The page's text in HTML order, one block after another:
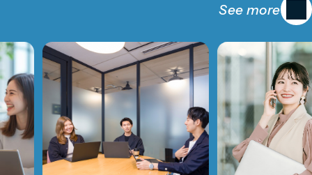
See more